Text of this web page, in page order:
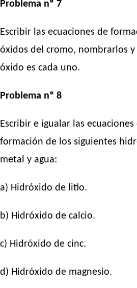
Problema nº 7
Escribir las ecuaciones de
óxidos del cromo, nombrarlos
óxido es cada uno.
Problema nº 8
Escribir e igualar las
formación de los siguientes
metal y agua:
a) Hidróxido de litio.
b) Hidróxido de calcio.
c) Hidróxido de cinc.
d) Hidróxido de magnesio.